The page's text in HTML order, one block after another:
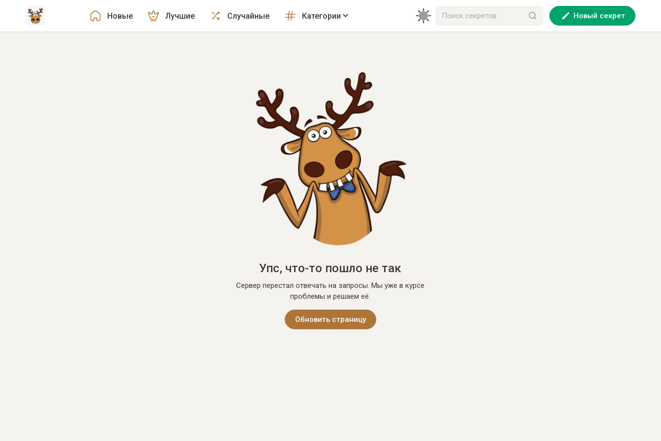
Новые Лучшие Случайные Категории Новый секрет
Упс, что-то пошло не так
Сервер перестал отвечать на запросы. Мы уже в курсе
проблемы и решаем её.
Обновить страницу